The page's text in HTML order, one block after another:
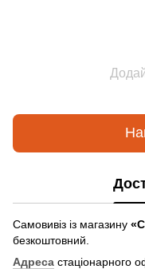
Самовивіз із магазину
безкоштовний.
Адреса стаціонарного